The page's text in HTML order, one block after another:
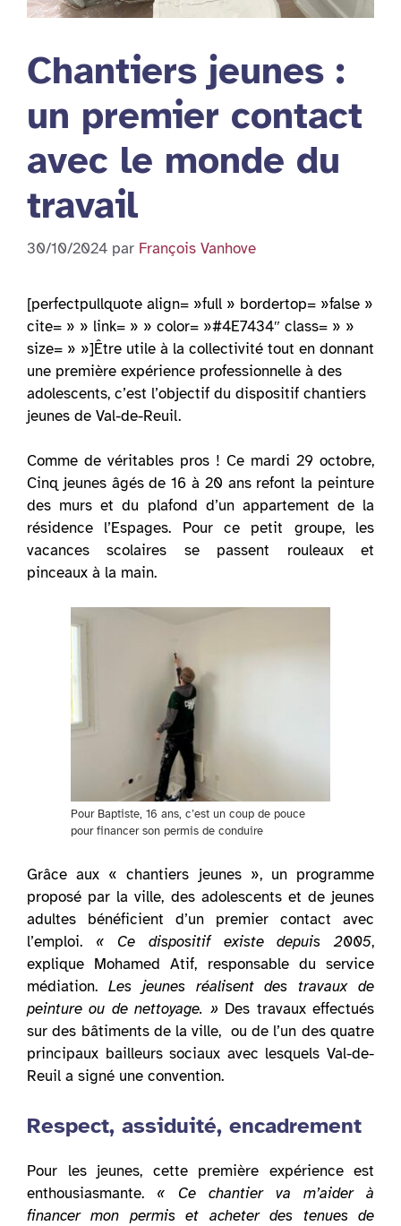
Chantiers jeunes :
un premier contact
avec le monde du
travail
30/10/2024 par François Vanhove
[perfectpullquote align= »full » bordertop= »false »
cite= » » link= » » color= »#4E7434″ class= » »
size= » »]Être utile à la collectivité tout en donnant
une première expérience professionnelle à des
adolescents, c’est l’objectif du dispositif chantiers
jeunes de Val-de-Reuil.
Comme de véritables pros ! Ce mardi 29 octobre,
Cinq jeunes âgés de 16 à 20 ans refont la peinture
des murs et du plafond d’un appartement de la
résidence l’Espages. Pour ce petit groupe, les
vacances scolaires se passent rouleaux et
pinceaux à la main.
Pour Baptiste, 16 ans, c’est un coup de pouce
pour financer son permis de conduire
Grâce aux « chantiers jeunes », un programme
proposé par la ville, des adolescents et de jeunes
adultes bénéficient d’un premier contact avec
l’emploi. « Ce dispositif existe depuis 2005,
explique Mohamed Atif, responsable du service
médiation. Les jeunes réalisent des travaux de
peinture ou de nettoyage. »Des travaux effectués
sur des bâtiments de la ville, ou de l’un des quatre
principaux bailleurs sociaux avec lesquels Val-de-
Reuil a signé une convention.
Respect, assiduité, encadrement
Pour les jeunes, cette première expérience est
enthousiasmante. « Ce chantier va m’aider à
financer mon permis et acheter des tenues de